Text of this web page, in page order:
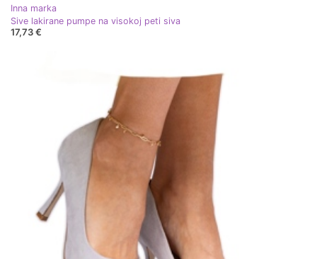
Inna marka
Sive lakirane pumpe na visokoj peti siva
17,73 €